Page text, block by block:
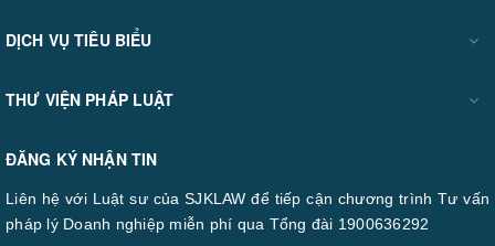
DỊCH VỤ TIÊU BIỂU
THƯ VIỆN PHÁP LUẬT
ĐĂNG KÝ NHẬN TIN
Liên hệ với Luật sư của SJKLAW để tiếp cận chương trình Tư vấn
pháp lý Doanh nghiệp miễn phí qua Tổng đài 1900636292